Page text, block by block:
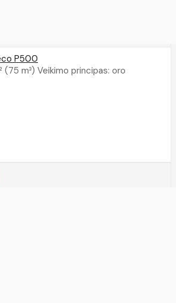
P500
(75 m³) Veikimo principas: oro